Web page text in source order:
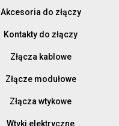
Akcesoria do złączy
Kontakty do złączy
Złącza kablowe
Złącze modułowe
Złącza wtykowe
Wtyki elektryczne